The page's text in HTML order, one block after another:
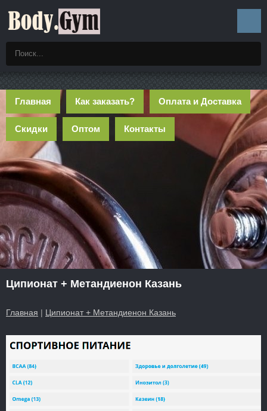
Главная Как заказать? Оплата и Доставка
Скидки Оптом Контакты
Ципионат + Метандиенон Казань
Главная | Ципионат + Метандиенон Казань